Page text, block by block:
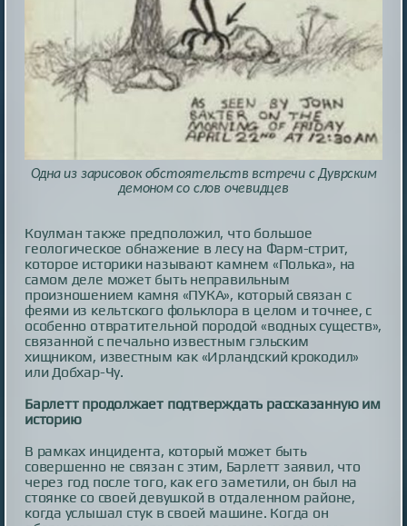
Одна из зарисовок обстоятельств встречи с Дуврским
демоном со слов очевидцев
Коулман также предположил, что большое
геологическое обнажение в лесу на Фарм-стрит,
которое историки называют камнем «Полька», на
самом деле может быть неправильным
произношением камня «ПУКА», который связан с
феями из кельтского фольклора в целом и точнее, с
особенно отвратительной породой «водных существ»,
связанной с печально известным гэльским
хищником, известным как «Ирландский крокодил»
или Добхар-Чу.
Барлетт продолжает подтверждать рассказанную им
историю
В рамках инцидента, который может быть
совершенно не связан с этим, Барлетт заявил, что
через год после того, как его заметили, он был на
стоянке со своей девушкой в ​​​​отдаленном районе,
когда услышал стук в своей машине. Когда он